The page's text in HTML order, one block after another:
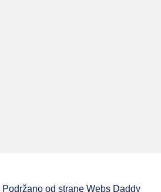
Podržano od strane Webs Daddy